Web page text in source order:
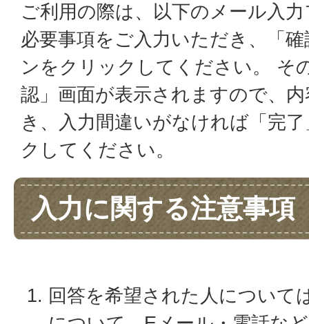
ご利用の際は、以下のメール入
必要事項をご入力いただき、「
ンをクリックしてください。 そ
認」画面が表示されますので、
き、入力間違いがなければ「完
クしてください。
入力に関する注意事項
回答を希望された人について